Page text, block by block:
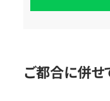
ご都合に併せ